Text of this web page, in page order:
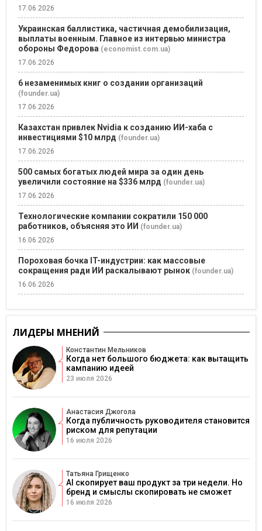
17.06.2026
Украинская баллистика, частичная демобилизация,
выплаты военным. Главное из интервью министра
обороны Федорова (economist.com.ua)
17.06.2026
6 незаменимых книг о создании организаций
(founder.ua)
17.06.2026
Казахстан привлек Nvidia к созданию ИИ-хаба с
инвестициями $10 млрд (founder.ua)
17.06.2026
500 самых богатых людей мира за один день
увеличили состояние на $336 млрд (founder.ua)
17.06.2026
Технологические компании сократили 150 000
работников, объясняя это ИИ (founder.ua)
16.06.2026
Пороховая бочка IT-индустрии: как массовые
сокращения ради ИИ раскалывают рынок (founder.ua)
16.06.2026
ЛИДЕРЫ МНЕНИЙ
Константин Мельников
Когда нет большого бюджета: как вытащить
кампанию идеей
23 июля 2026
Анастасия Джогола
Когда публичность руководителя становится
риском для репутации
16 июля 2026
Татьяна Грищенко
AI скопирует ваш продукт за три недели. Но
бренд и смыслы скопировать не сможет
16 июля 2026